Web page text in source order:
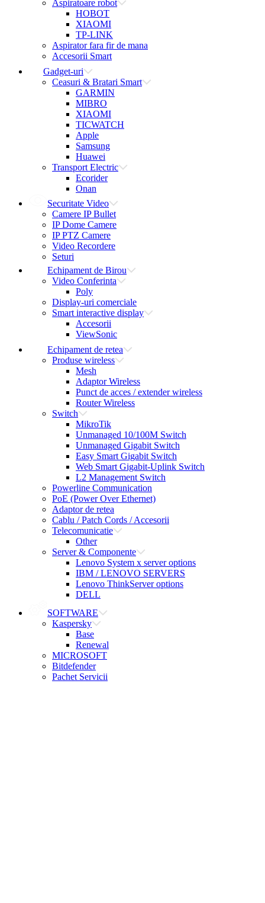
Aspiratoare robot
HOBOT
XIAOMI
TP-LINK
Aspirator fara fir de mana
Accesorii Smart
Gadget-uri
Ceasuri & Bratari Smart
GARMIN
MIBRO
XIAOMI
TICWATCH
Apple
Samsung
Huawei
Transport Electric
Ecorider
Onan
Securitate Video
Camere IP Bullet
IP Dome Camere
IP PTZ Camere
Video Recordere
Seturi
Echipament de Birou
Video Conferinta
Poly
Display-uri comerciale
Smart interactive display
Accesorii
ViewSonic
Echipament de retea
Produse wireless
Mesh
Adaptor Wireless
Punct de acces / extender wireless
Router Wireless
Switch
MikroTik
Unmanaged 10/100M Switch
Unmanaged Gigabit Switch
Easy Smart Gigabit Switch
Web Smart Gigabit-Uplink Switch
L2 Management Switch
Powerline Communication
PoE (Power Over Ethernet)
Adaptor de retea
Cablu / Patch Cords / Accesorii
Telecomunicatie
Other
Server & Componente
Lenovo System x server options
IBM / LENOVO SERVERS
Lenovo ThinkServer options
DELL
SOFTWARE
Kaspersky
Base
Renewal
MICROSOFT
Bitdefender
Pachet Servicii